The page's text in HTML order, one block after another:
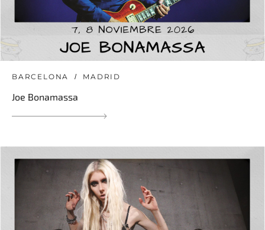
BARCELONA MADRID
Joe Bonamassa